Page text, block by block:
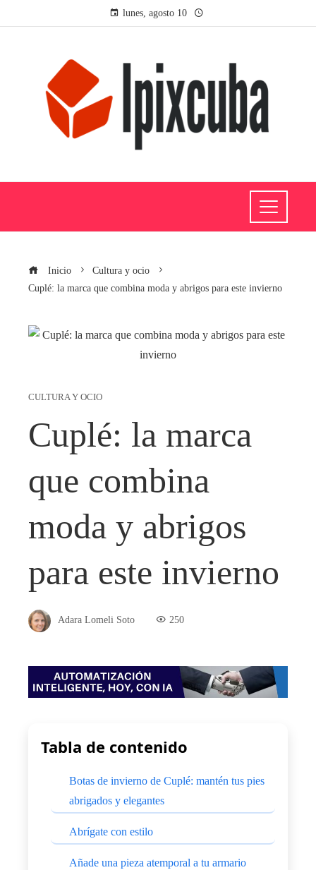
lunes, agosto 10
Inicio
Cultura y ocio
Cuplé: la marca que combina moda y abrigos para este invierno
CULTURA Y OCIO
Cuplé: la marca
que combina
moda y abrigos
para este invierno
Adara Lomeli Soto 250
Tabla de contenido
Botas de invierno de Cuplé: mantén tus pies
abrigados y elegantes
Abrígate con estilo
Añade una pieza atemporal a tu armario